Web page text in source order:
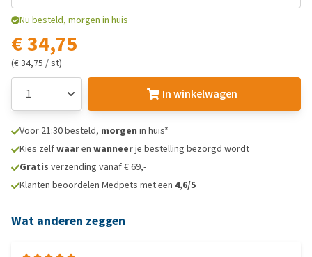
Nu besteld, morgen in huis
€ 34,75
(€ 34,75 / st)
In winkelwagen
Voor 21:30 besteld, morgen in huis*
Kies zelfwaaren wanneerje bestelling bezorgd wordt
Gratis verzending vanaf € 69,-
Klanten beoordelen Medpets met een 4,6/5
Wat anderen zeggen